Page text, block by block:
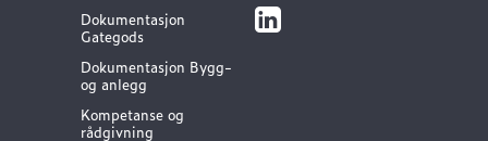
Dokumentasjon
Gategods
Dokumentasjon Bygg-
og anlegg
Kompetanse og
rådgivning